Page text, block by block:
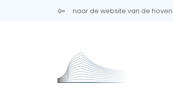
Overslaan en naar de inhoud gaan
naar de website van de